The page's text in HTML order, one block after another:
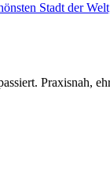
Stadt der
Praxisnah,